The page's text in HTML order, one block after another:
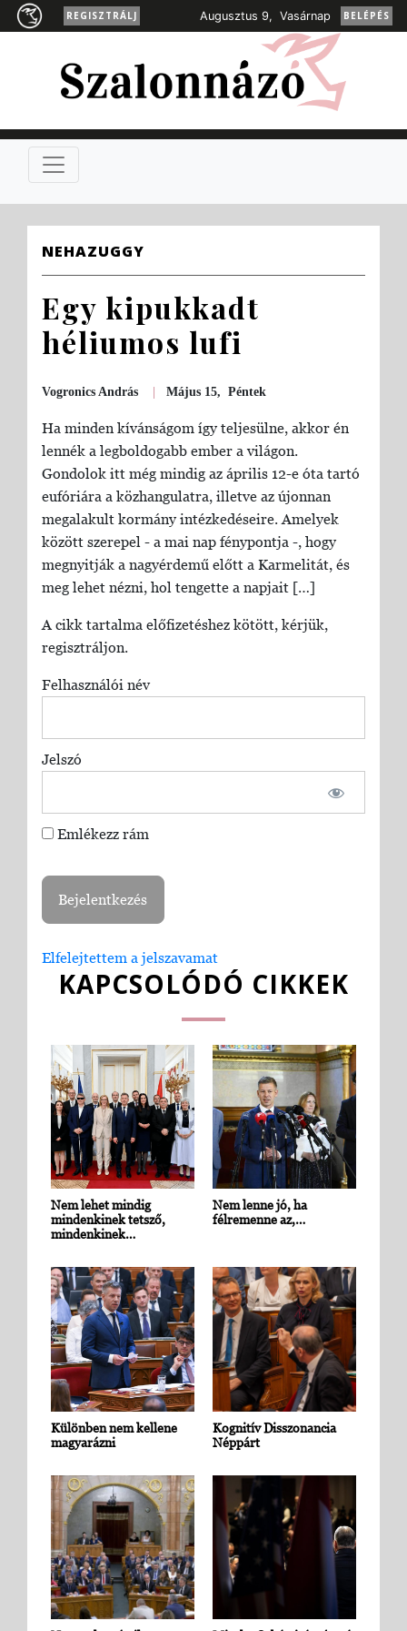
REGISZTRÁLJ Augusztus 9, Vasárnap BELÉPÉS
NEHAZUGGY
Egy kipukkadt
héliumos lufi
Vogronics András Május 15, Péntek
Ha minden kívánságom így teljesülne, akkor én
lennék a legboldogabb ember a világon.
Gondolok itt még mindig az április 12-e óta tartó
eufóriára a közhangulatra, illetve az újonnan
megalakult kormány intézkedéseire. Amelyek
között szerepel - a mai nap fénypontja -, hogy
megnyitják a nagyérdemű előtt a Karmelitát, és
meg lehet nézni, hol tengette a napjait […]
A cikk tartalma előfizetéshez kötött, kérjük,
regisztráljon.
Felhasználói név
Jelszó
Emlékezz rám
Elfelejtettem a jelszavamat
KAPCSOLÓDÓ CIKKEK
Nem lehet mindig
mindenkinek tetsző,
mindenkinek…
Nem lenne jó, ha
félremenne az,…
Különben nem kellene
magyarázni
Kognitív Disszonancia
Néppárt